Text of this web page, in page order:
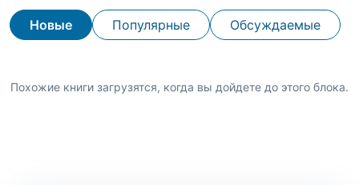
Новые Популярные Обсуждаемые
Похожие книги загрузятся, когда вы дойдете до этого блока.